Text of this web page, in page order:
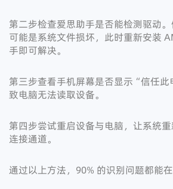
第二步检查爱思助手是否能检测驱动。
可能是系统文件损坏，此时重新安装
手即可解决。
第三步查看手机屏幕是否显示“信任
致电脑无法读取设备。
第四步尝试重启设备与电脑，让系统
连接通道。
通过以上方法，90% 的识别问题都能在